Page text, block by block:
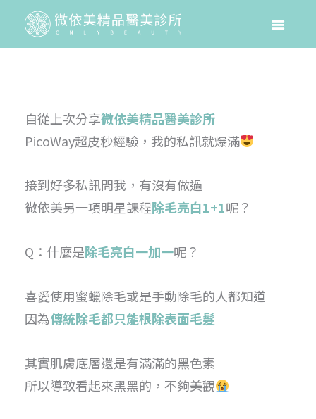
自從上次分享微依美精品醫美診所
PicoWay超皮秒經驗，我的私訊就爆滿
接到好多私訊問我，有沒有做過
微依美另一項明星課程除毛亮白1+1呢？
Q：什麼是除毛亮白一加一呢？
喜愛使用蜜蠟除毛或是手動除毛的人都知道
因為傳統除毛都只能根除表面毛髮
其實肌膚底層還是有滿滿的黑色素
所以導致看起來黑黑的，不夠美觀